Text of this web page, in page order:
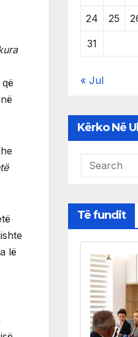
lë
24 25
31
« Jul
Kërko Në
Të fundit